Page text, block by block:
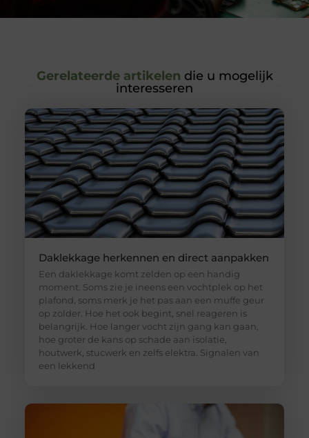
Gerelateerde artikelen die u mogelijk
interesseren
Daklekkage herkennen en direct aanpakken
Een daklekkage komt zelden op een handig
moment. Soms zie je ineens een vochtplek op het
plafond, soms merk je het pas aan een muffe geur
op zolder. Hoe het ook begint, snel reageren is
belangrijk. Hoe langer vocht zijn gang kan gaan,
hoe groter de kans op schade aan isolatie,
houtwerk, stucwerk en zelfs elektra. Signalen van
een lekkend